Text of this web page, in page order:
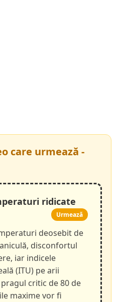
care urmează -
ridicate
Urmează
deosebit de
disconfortul
iar indicele
(ITU) pe arii
critic de 80 de
maxime vor fi